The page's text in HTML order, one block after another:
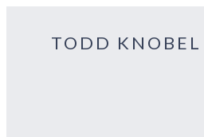
TODD KNOBEL